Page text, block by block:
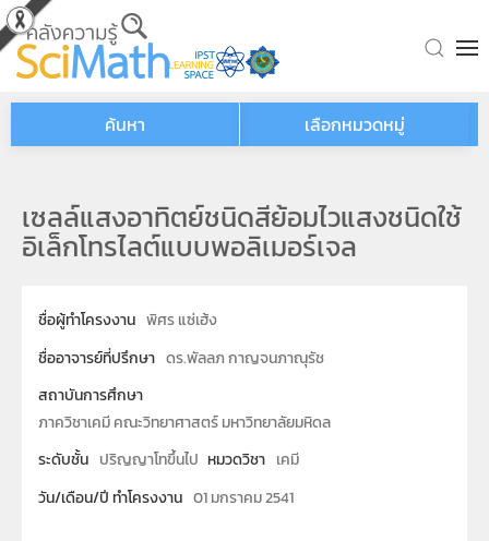
Skip to main content
ค้นหา เลือกหมวดหมู่
เซลล์แสงอาทิตย์ชนิดสีย้อมไวแสงชนิดใช้
อิเล็กโทรไลต์แบบพอลิเมอร์เจล
ชื่อผู้ทำโครงงาน พิศร แซ่เฮ้ง
ชื่ออาจารย์ที่ปรึกษา ดร.พัลลภ กาญจนภาณุรัช
สถาบันการศึกษา
ภาควิชาเคมี คณะวิทยาศาสตร์ มหาวิทยาลัยมหิดล
ระดับชั้น ปริญญาโทขึ้นไป หมวดวิชา เคมี
วัน/เดือน/ปี ทำโครงงาน 01 มกราคม 2541